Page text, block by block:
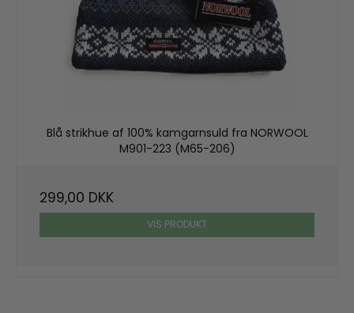
Blå strikhue af 100% kamgarnsuld fra NORWOOL
M901-223 (M65-206)
299,00 DKK
VIS PRODUKT